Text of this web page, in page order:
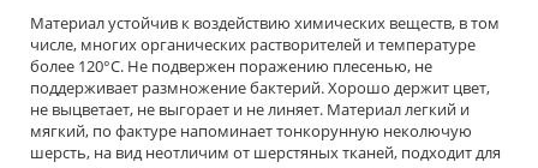
Материал устойчив к воздействию химических веществ, в том
числе, многих органических растворителей и температуре
более 120°С. Не подвержен поражению плесенью, не
поддерживает размножение бактерий. Хорошо держит цвет,
не выцветает, не выгорает и не линяет. Материал легкий и
мягкий, по фактуре напоминает тонкорунную неколючую
шерсть, на вид неотличим от шерстяных тканей, подходит для